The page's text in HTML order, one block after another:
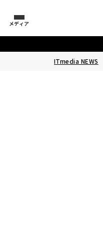
メディア
ITmedia NEWS